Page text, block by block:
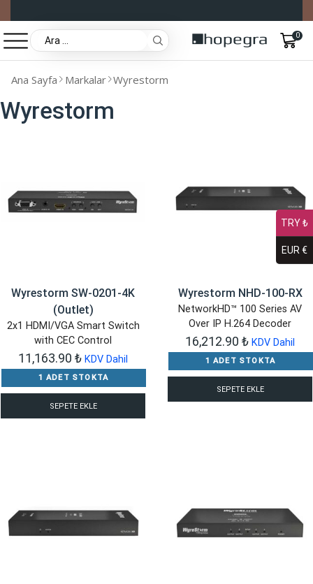
0
Ana Sayfa Markalar Wyrestorm
Wyrestorm
Wyrestorm SW-0201-4K
(Outlet)
2x1 HDMI/VGA Smart Switch
with CEC Control
11,163.90 ₺ KDV Dahil
1 ADET STOKTA
SEPETE EKLE
Wyrestorm NHD-100-RX
NetworkHD™ 100 Series AV
Over IP H.264 Decoder
16,212.90 ₺ KDV Dahil
1 ADET STOKTA
SEPETE EKLE
TRY ₺
EUR €